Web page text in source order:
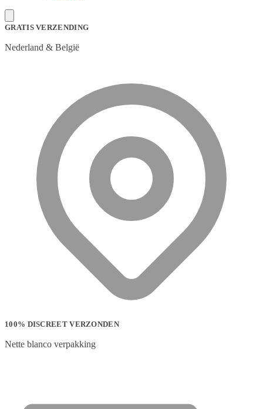
GRATIS VERZENDING
Nederland & België
100% DISCREET VERZONDEN
Nette blanco verpakking